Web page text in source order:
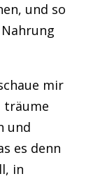
und so
mir
träume
und
es denn
in